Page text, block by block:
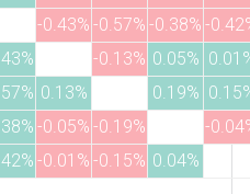
-0.43% -0.57% -0.38% -
-0.13% 0.05%
0.13% 0.19%
-0.05% -0.19%
-
-0.01% -0.15% 0.04%